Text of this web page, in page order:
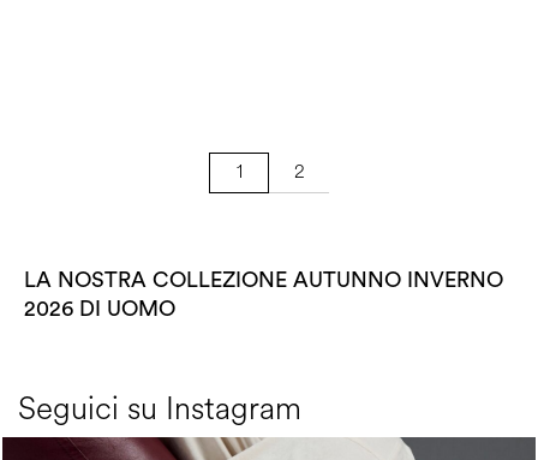
1 2
LA NOSTRA COLLEZIONE AUTUNNO INVERNO
2026 DI UOMO
Seguici su Instagram